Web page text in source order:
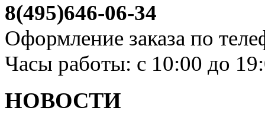
8(495)646-06-34
Оформление заказа по
Часы работы: с 10:00 до
НОВОСТИ